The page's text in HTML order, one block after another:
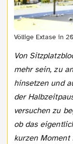
Völlige Extase in
Von Sitzplatzblock konnte schon lange keine Rede
mehr sein, zu
hinsetzen und
der
versuchen zu
ob das
kurzen